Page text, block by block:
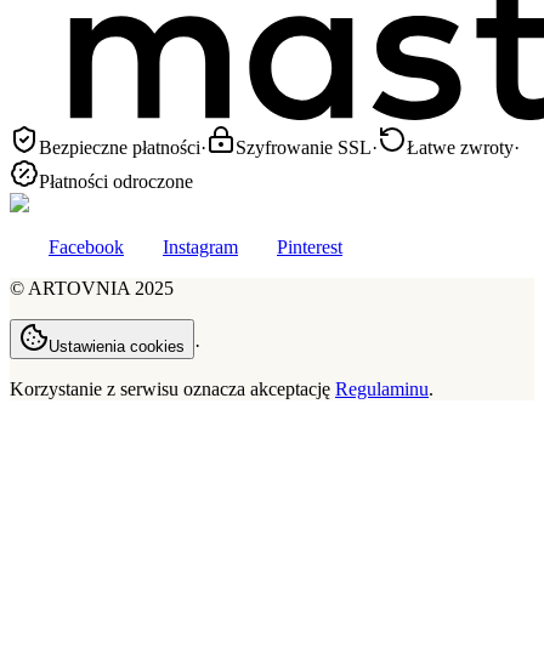
Bezpieczne płatności· Szyfrowanie SSL· Łatwe zwroty·
Płatności odroczone
Facebook Instagram
Pinterest
©ARTOVNIA2025
Ustawienia cookies ·
Korzystanie z serwisu oznacza akceptację Regulaminu.